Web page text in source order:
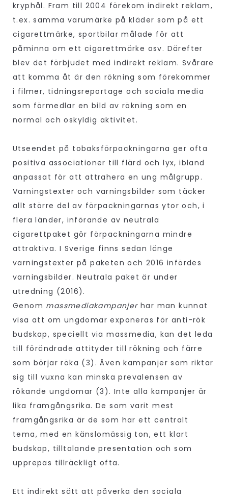
kryphål. Fram till 2004 förekom indirekt reklam,
t.ex. samma varumärke på kläder som på ett
cigarettmärke, sportbilar målade för att
påminna om ett cigarettmärke osv. Därefter
blev det förbjudet med indirekt reklam. Svårare
att komma åt är den rökning som förekommer
i filmer, tidningsreportage och sociala media
som förmedlar en bild av rökning som en
normal och oskyldig aktivitet.
Utseendet på tobaksförpackningarna ger ofta
positiva associationer till flärd och lyx, ibland
anpassat för att attrahera en ung målgrupp.
Varningstexter och varningsbilder som täcker
allt större del av förpackningarnas ytor och, i
flera länder, införande av neutrala
cigarettpaket gör förpackningarna mindre
attraktiva. I Sverige finns sedan länge
varningstexter på paketen och 2016 infördes
varningsbilder. Neutrala paket är under
utredning (2016).
Genom massmediakampanjer har man kunnat
visa att om ungdomar exponeras för anti-rök
budskap, speciellt via massmedia, kan det leda
till förändrade attityder till rökning och färre
som börjar röka (3). Även kampanjer som riktar
sig till vuxna kan minska prevalensen av
rökande ungdomar (3). Inte alla kampanjer är
lika framgångsrika. De som varit mest
framgångsrika är de som har ett centralt
tema, med en känslomässig ton, ett klart
budskap, tilltalande presentation och som
upprepas tillräckligt ofta.
Ett indirekt sätt att påverka den sociala